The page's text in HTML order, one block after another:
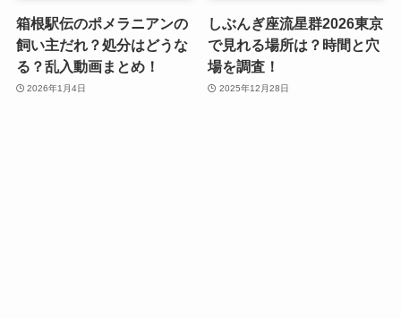
箱根駅伝のポメラニアンの
飼い主だれ？処分はどうな
る？乱入動画まとめ！
2026年1月4日
しぶんぎ座流星群2026東京
で見れる場所は？時間と穴
場を調査！
2025年12月28日